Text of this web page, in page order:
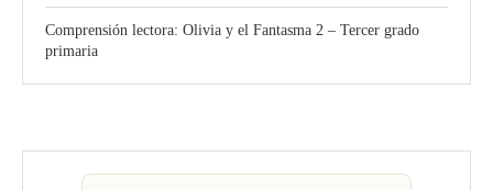
Comprensión lectora: Olivia y el Fantasma 2 – Tercer grado
primaria